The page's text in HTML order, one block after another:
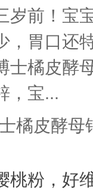
岁前！宝
，胃口还
士橘皮酵
，宝...
橘皮酵母
桃粉，好